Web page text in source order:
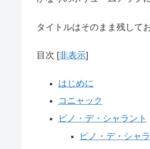
タイトルはそのまま残して
目次 [非表示]
はじめに
コニャック
ピノ・デ・シャラント
ピノ・デ・シャ